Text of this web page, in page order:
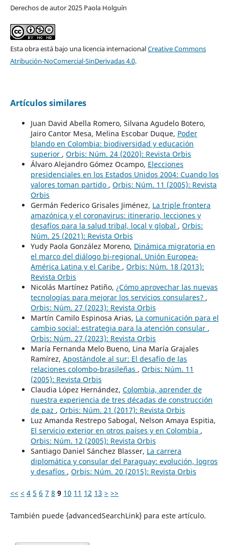
Derechos de autor 2025 Paola Holguín
Esta obra está bajo una licencia internacionalCreative Commons
Atribución-NoComercial-SinDerivadas 4.0.
Artículos similares
Juan David Abella Romero, Silvana Agudelo Botero,
Jairo Cantor Mesa, Melina Escobar Duque, Poder
blando en Colombia: biodiversidad y educación
superior , Orbis: Núm. 24 (2020): Revista Orbis
Álvaro Alejandro Gómez Ocampo, Elecciones
presidenciales en los Estados Unidos 2004: Cuando los
valores toman partido , Orbis: Núm. 11 (2005): Revista
Orbis
Germán Federico Grisales Jiménez, La triple frontera
amazónica y el coronavirus: itinerario, lecciones y
desafíos para la salud tribal, local y global , Orbis:
Núm. 25 (2021): Revista Orbis
Yudy Paola González Moreno, Dinámica migratoria en
el marco del diálogo bi-regional. Unión Europea-
América Latina y el Caribe , Orbis: Núm. 18 (2013):
Revista Orbis
Nicolás Martínez Patiño, ¿Cómo aprovechar las nuevas
tecnologías para mejorar los servicios consulares? ,
Orbis: Núm. 27 (2023): Revista Orbis
Martín Camilo Espinosa Arias, La comunicación para el
cambio social: estrategia para la atención consular ,
Orbis: Núm. 27 (2023): Revista Orbis
María Fernanda Melo Bueno, Lina María Grajales
Ramírez, Apostándole al sur: El desafío de las
relaciones colombo-brasileñas , Orbis: Núm. 11
(2005): Revista Orbis
Claudia López Hernández, Colombia, aprender de
nuestra experiencia de tres décadas de construcción
de paz , Orbis: Núm. 21 (2017): Revista Orbis
Luz Amanda Restrepo Sabogal, Nelson Amaya Espitia,
El servicio exterior en otros países y en Colombia ,
Orbis: Núm. 12 (2005): Revista Orbis
Santiago Daniel Sánchez Blasser, La carrera
diplomática y consular del Paraguay: evolución, logros
y desafíos , Orbis: Núm. 20 (2015): Revista Orbis
<< < 4 5 6 7 8 9 10 11 12 13 > >>
También puede {advancedSearchLink} para este artículo.